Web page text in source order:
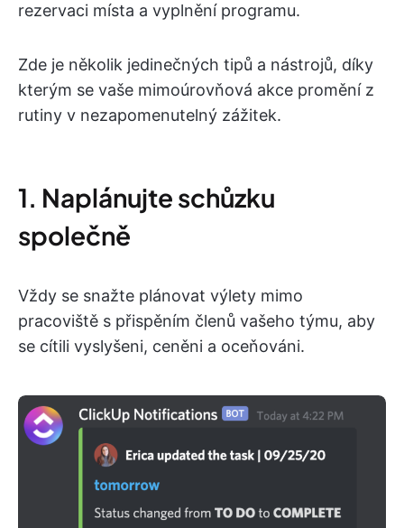
rezervaci místa a vyplnění programu.
Zde je několik jedinečných tipů a nástrojů, díky
kterým se vaše mimoúrovňová akce promění z
rutiny v nezapomenutelný zážitek.
1. Naplánujte schůzku
společně
Vždy se snažte plánovat výlety mimo
pracoviště s přispěním členů vašeho týmu, aby
se cítili vyslyšeni, ceněni a oceňováni.